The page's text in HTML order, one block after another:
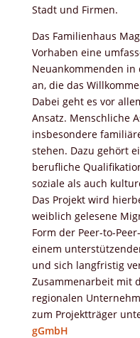
Stadt und Firmen.
Das Familienhaus
Vorhaben eine
Neuankommenden
an, die das
Dabei geht es vor
Ansatz. Menschliche
insbesondere
stehen. Dazu gehört
berufliche
soziale als auch
Das Projekt wird
weiblich gelesene
Form der Peer-to-
einem
und sich langfristig
Zusammenarbeit mit
regionalen
zum Projektträger
gGmbH